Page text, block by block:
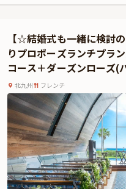
ご予約～当日まで専属のプランナ
様のご要望に合わせて柔軟に対応
らご相談ください。
大切な方への一生に一度のプロポ
の素敵な時間をお過ごしください。
【☆結婚式も一緒に検討
りプロポーズランチプラ
コース＋ダーズンローズ(
き★響灘を望む絶景ロケー
を★
北九州 フレンチ